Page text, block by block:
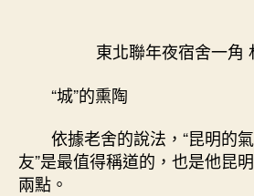
東北聯年夜宿舍一角
“城”的熏陶
依據老舍的說法，“昆明的
友”是最值得稱道的，也是他昆
兩點。